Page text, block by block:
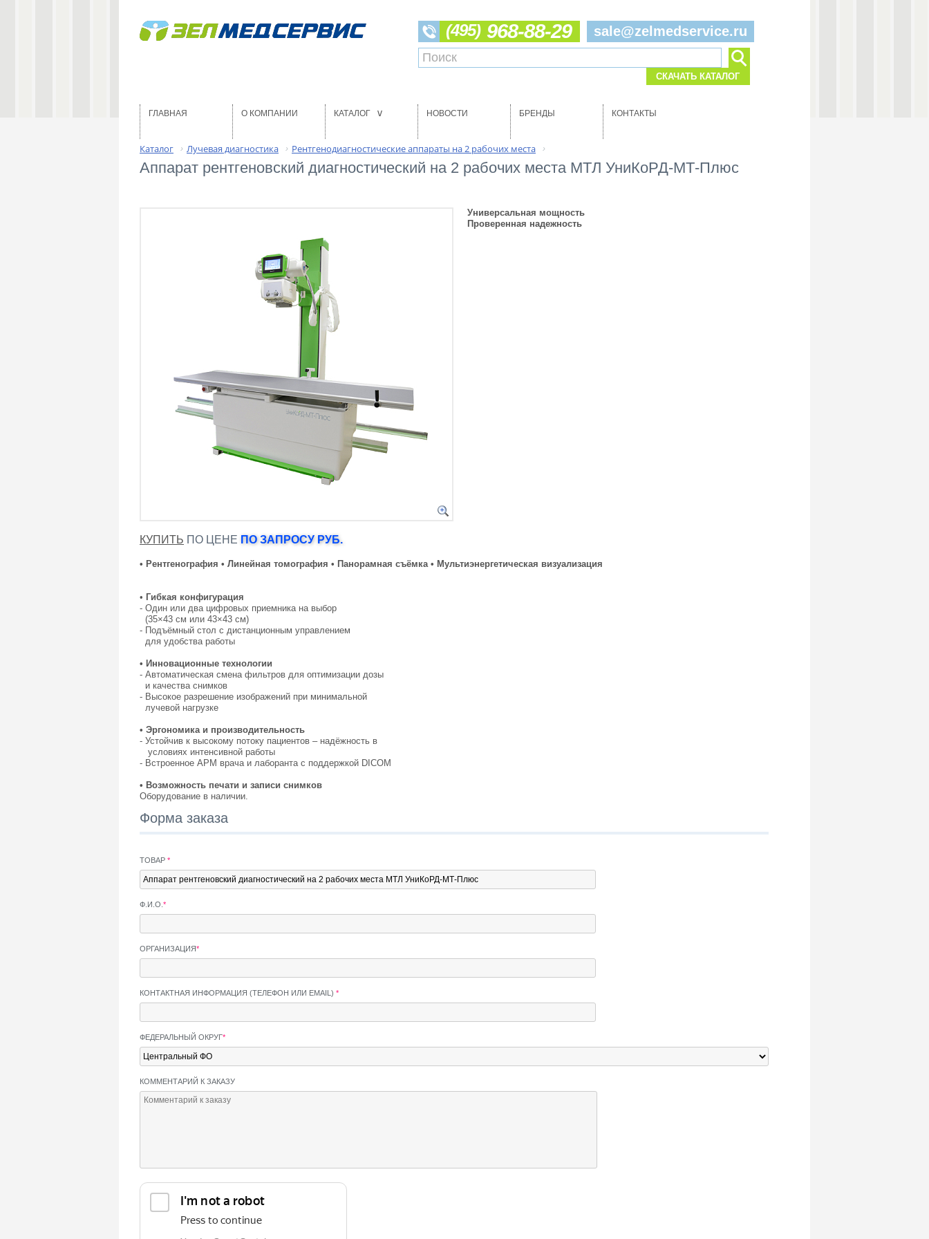
(495) 968-88-29 sale@zelmedservice.ru
СКАЧАТЬ КАТАЛОГ
Каталог › Лучевая диагностика › Рентгенодиагностические аппараты на 2 рабочих места ›
Аппарат рентгеновский диагностический на 2 рабочих места МТЛ УниКоРД-МТ-Плюс
ГЛАВНАЯ О КОМПАНИИ КАТАЛОГ > НОВОСТИ БРЕНДЫ КОНТАКТЫ
Универсальная мощность
Проверенная надежность
КУПИТЬ ПО ЦЕНЕ ПО ЗАПРОСУ РУБ.
• Рентгенография • Линейная томография • Панорамная съёмка • Мультиэнергетическая визуализация
• Гибкая конфигурация
- Один или два цифровых приемника на выбор
(35×43 см или 43×43 см)
- Подъёмный стол с дистанционным управлением
для удобства работы
• Инновационные технологии
- Автоматическая смена фильтров для оптимизации дозы
и качества снимков
- Высокое разрешение изображений при минимальной
лучевой нагрузке
• Эргономика и производительность
- Устойчив к высокому потоку пациентов – надёжность в
условиях интенсивной работы
- Встроенное АРМ врача и лаборанта с поддержкой DICOM
• Возможность печати и записи снимков
Оборудование в наличии.
Форма заказа
ТОВАР *
Ф.И.О. *
ОРГАНИЗАЦИЯ*
КОНТАКТНАЯ ИНФОРМАЦИЯ (ТЕЛЕФОН ИЛИ EMAIL) *
ФЕДЕРАЛЬНЫЙ ОКРУГ*
КОММЕНТАРИЙ К ЗАКАЗУ